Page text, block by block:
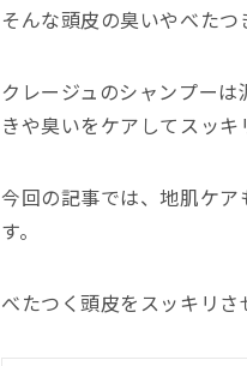
そんな頭皮の臭いやべた
クレージュのシャンプー
きや臭いをケアしてスッ
今回の記事では、地肌ケ
す。
べたつく頭皮をスッキリ